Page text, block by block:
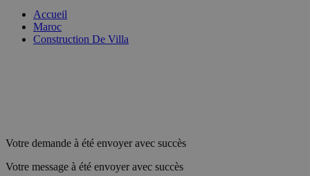
Accueil
Maroc
Construction De Villa
Votre demande à été envoyer avec succès
Votre message à été envoyer avec succès